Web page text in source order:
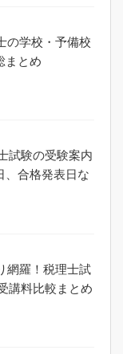
の学校・予備校
まとめ
試験の受験案内
、合格発表日な
網羅！税理士試
講料比較まとめ